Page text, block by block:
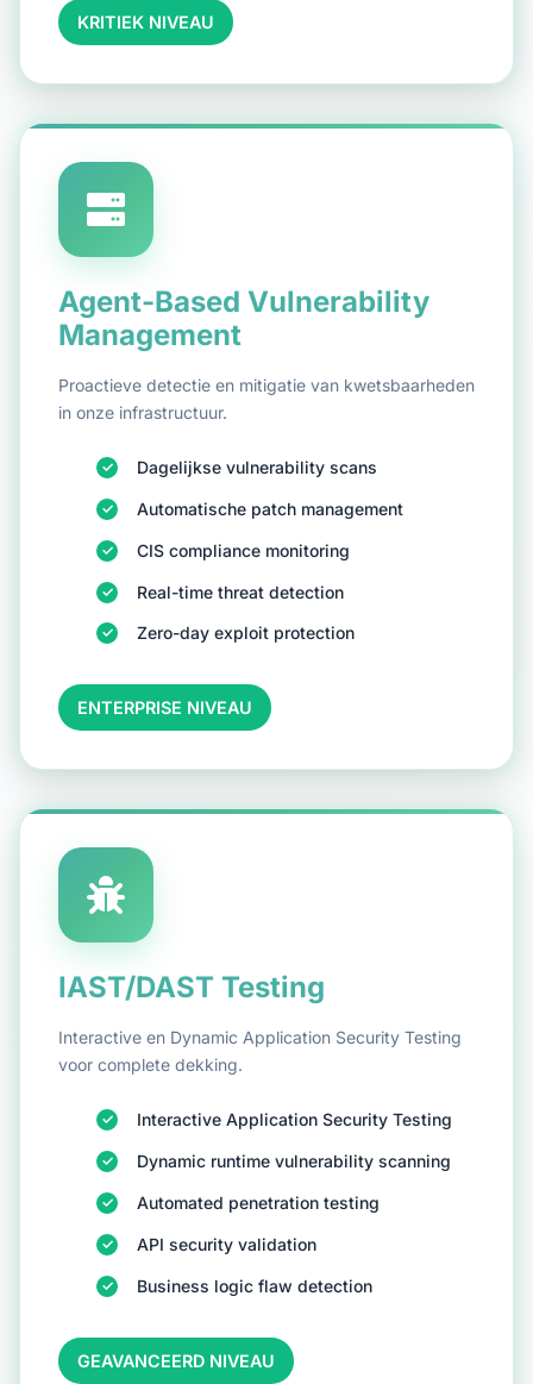
KRITIEK NIVEAU
Agent-Based Vulnerability
Management
Proactieve detectie en mitigatie van kwetsbaarheden
in onze infrastructuur.
Dagelijkse vulnerability scans
Automatische patch management
CIS compliance monitoring
Real-time threat detection
Zero-day exploit protection
ENTERPRISE NIVEAU
IAST/DAST Testing
Interactive en Dynamic Application Security Testing
voor complete dekking.
Interactive Application Security Testing
Dynamic runtime vulnerability scanning
Automated penetration testing
API security validation
Business logic flaw detection
GEAVANCEERD NIVEAU